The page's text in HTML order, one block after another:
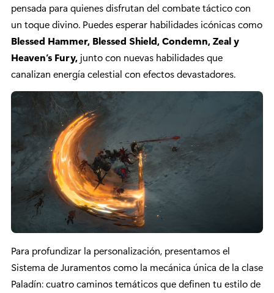
pensada para quienes disfrutan del combate táctico con
un toque divino. Puedes esperar habilidades icónicas como
Blessed Hammer, Blessed Shield, Condemn, Zeal y
Heaven’s Fury, junto con nuevas habilidades que
canalizan energía celestial con efectos devastadores.
Para profundizar la personalización, presentamos el
Sistema de Juramentos como la mecánica única de la clase
Paladín: cuatro caminos temáticos que definen tu estilo de